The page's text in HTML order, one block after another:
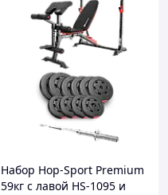
Набор Hop-Sport Premium
59кг с лавой HS-1095 и